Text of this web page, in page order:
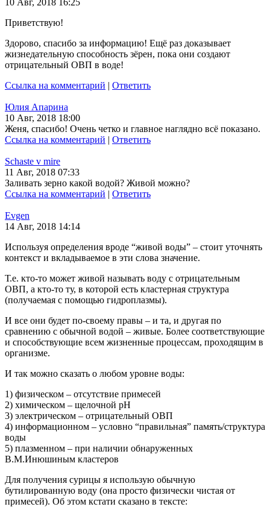
10 Авг, 2018 16:25
Приветствую!
Здорово, спасибо за информацию! Ещё раз доказывает
жизнедательную способность зёрен, пока они создают
отрицательный ОВП в воде!
Ссылка на комментарий | Ответить
Юлия Апарина
10 Авг, 2018 18:00
Женя, спасибо! Очень четко и главное наглядно всё показано.
Ссылка на комментарий | Ответить
Schaste v mire
11 Авг, 2018 07:33
Заливать зерно какой водой? Живой можно?
Ссылка на комментарий | Ответить
Evgen
14 Авг, 2018 14:14
Используя определения вроде “живой воды” – стоит уточнять
контекст и вкладываемое в эти слова значение.
Т.е. кто-то может живой называть воду с отрицательным
ОВП, а кто-то ту, в которой есть кластерная структура
(получаемая с помощью гидроплазмы).
И все они будет по-своему правы – и та, и другая по
сравнению с обычной водой – живые. Более соответствующие
и способствующие всем жизненные процессам, проходящим в
организме.
И так можно сказать о любом уровне воды:
1) физическом – отсутствие примесей
2) химическом – щелочной pH
3) электрическом – отрицательный ОВП
4) информационном – условно “правильная” память/структура
воды
5) плазменном – при наличии обнаруженных
В.М.Инюшиным кластеров
Для получения сурицы я использую обычную
бутилированную воду (она просто физически чистая от
примесей). Об этом кстати сказано в тексте: